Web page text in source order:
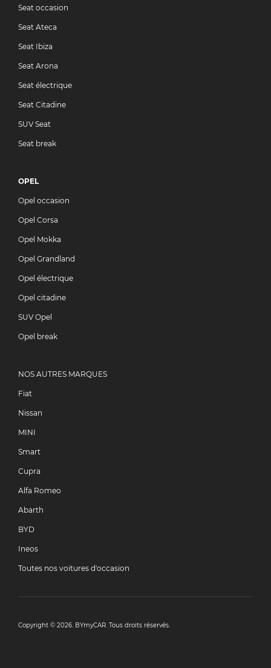
Seat occasion
Seat Ateca
Seat Ibiza
Seat Arona
Seat électrique
Seat Citadine
SUV Seat
Seat break
OPEL
Opel occasion
Opel Corsa
Opel Mokka
Opel Grandland
Opel électrique
Opel citadine
SUV Opel
Opel break
NOS AUTRES MARQUES
Fiat
Nissan
MINI
Smart
Cupra
Alfa Romeo
Abarth
BYD
Ineos
Toutes nos voitures d'occasion
Copyright © 2026. BYmyCAR. Tous droits réservés.